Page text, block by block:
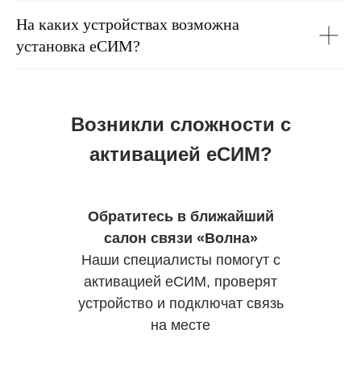
На каких устройствах возможна
установка еСИМ?
Возникли сложности с
активацией еСИМ?
Обратитесь в ближайший
салон связи «Волна»
Наши специалисты помогут с
активацией еСИМ, проверят
устройство и подключат связь
на месте